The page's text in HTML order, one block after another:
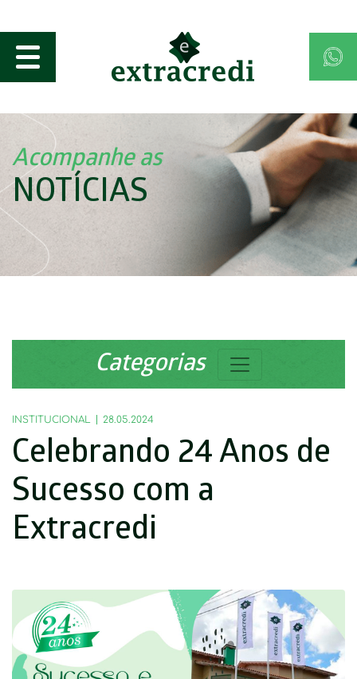
Acompanhe as
NOTÍCIAS
INSTITUCIONAL 28.05.2024
Celebrando 24 Anos de
Sucesso com a
Extracredi
Categorias